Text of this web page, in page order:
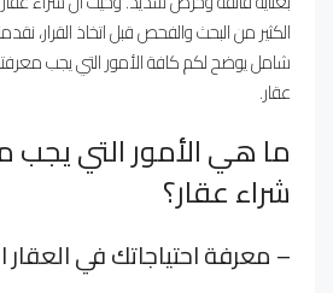
الكثير من البحث والفحص قبل اتخاذ القرار،
شامل يوضح لكم كافة الأمور التي يجب
عقار.
ما هي الأمور التي يجب
شراء عقار؟
– معرفة احتياجاتك في العقار